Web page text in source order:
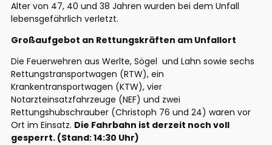
Alter von 47, 40 und 38 Jahren wurden bei dem Unfall
lebensgefährlich verletzt.
Großaufgebot an Rettungskräften am Unfallort
Die Feuerwehren aus Werlte, Sögel und Lahn sowie sechs
Rettungstransportwagen (RTW), ein
Krankentransportwagen (KTW), vier
Notarzteinsatzfahrzeuge (NEF) und zwei
Rettungshubschrauber (Christoph 76 und 24) waren vor
Ort im Einsatz. Die Fahrbahn ist derzeit noch voll
gesperrt. (Stand: 14:30 Uhr)